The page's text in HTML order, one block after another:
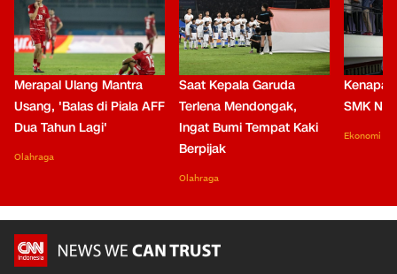
Merapal Ulang Mantra
Usang, 'Balas di Piala AFF
Dua Tahun Lagi'
Olahraga
Saat Kepala Garuda
Terlena Mendongak,
Ingat Bumi Tempat Kaki
Berpijak
Olahraga
Kenapa
SMK
Ekonomi